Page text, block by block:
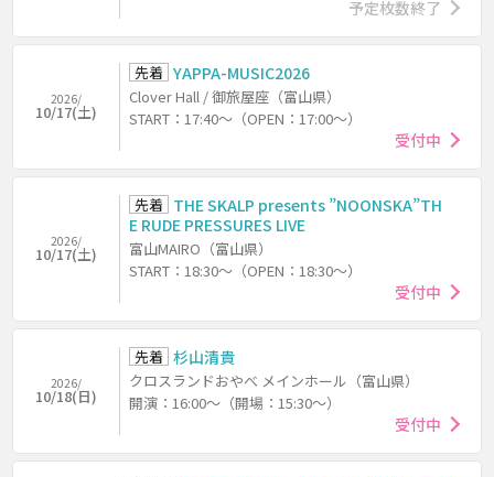
予定枚数終了
2026/
10/17(土)
先着 YAPPA-MUSIC2026
Clover Hall / 御旅屋座（富山県）
START：17:40～（OPEN：17:00～）
受付中
2026/
10/17(土)
先着 THE SKALP presents ”NOONSKA”TH
E RUDE PRESSURES LIVE
富山MAIRO（富山県）
START：18:30～（OPEN：18:30～）
受付中
2026/
10/18(日)
先着 杉山清貴
クロスランドおやべ メインホール（富山県）
開演：16:00～（開場：15:30～）
受付中